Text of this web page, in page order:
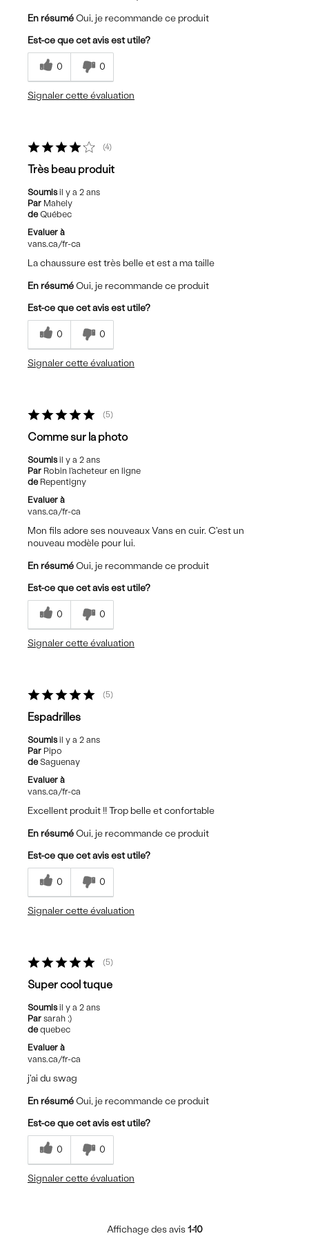
En résumé Oui, je recommande ce produit
Est-ce que cet avis est utile?
0 0
Signaler cette évaluation
4
Très beau produit
Soumisil y a 2 ans
Par Mahely
de Québec
Evaluer à
vans.ca/fr-ca
La chaussure est très belle et est a ma taille
En résumé Oui, je recommande ce produit
Est-ce que cet avis est utile?
0 0
Signaler cette évaluation
5
Comme sur la photo
Soumisil y a 2 ans
Par Robin l'acheteur en ligne
de Repentigny
Evaluer à
vans.ca/fr-ca
Mon fils adore ses nouveaux Vans en cuir. C'est un
nouveau modèle pour lui.
En résumé Oui, je recommande ce produit
Est-ce que cet avis est utile?
0 0
Signaler cette évaluation
5
Espadrilles
Soumisil y a 2 ans
Par Pipo
de Saguenay
Evaluer à
vans.ca/fr-ca
Excellent produit !! Trop belle et confortable
En résumé Oui, je recommande ce produit
Est-ce que cet avis est utile?
0 0
Signaler cette évaluation
5
Super cool tuque
Soumisil y a 2 ans
Par sarah :)
de quebec
Evaluer à
vans.ca/fr-ca
j'ai du swag
En résumé Oui, je recommande ce produit
Est-ce que cet avis est utile?
0 0
Signaler cette évaluation
Affichage des avis1-10